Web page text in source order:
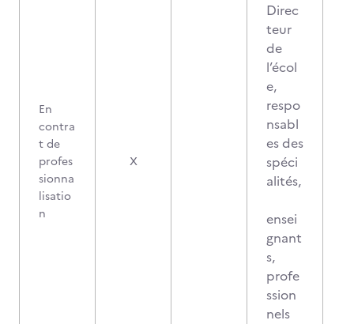
En
contra
t de
profes
sionna
lisatio
n
X
Direc
teur
de
l’écol
e,
respo
nsabl
es des
spéci
alités,
ensei
gnant
s,
profe
ssion
nels